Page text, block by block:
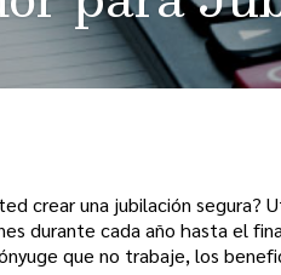
crear una jubilación segura?
durante cada año hasta el
que no trabaje, los